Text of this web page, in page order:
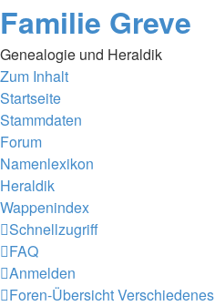
Familie Greve
Genealogie und Heraldik
Zum Inhalt
Startseite
Stammdaten
Forum
Namenlexikon
Heraldik
Wappenindex
Schnellzugriff
FAQ
Anmelden
Foren-ÜbersichtVerschiedenes